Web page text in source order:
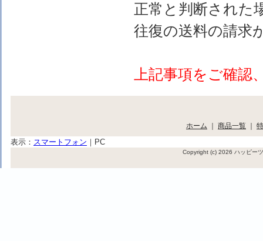
正常と判断された
往復の送料の請求
上記事項をご確
ホーム ｜ 商品一覧 ｜
表示： スマートフォン ｜ PC
Copyright (c) 2026 ハッピー